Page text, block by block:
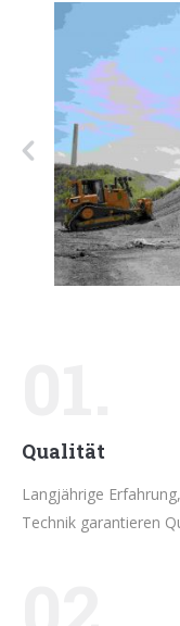
Qualität
Langjährige
Technik garantieren